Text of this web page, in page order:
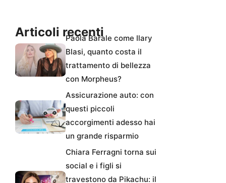
Articoli recentiPaola Barale come Ilary
Blasi, quanto costa il
trattamento di bellezza
con Morpheus?
Assicurazione auto: con
questi piccoli
accorgimenti adesso hai
un grande risparmio
Chiara Ferragni torna sui
social e i figli si
travestono da Pikachu: il